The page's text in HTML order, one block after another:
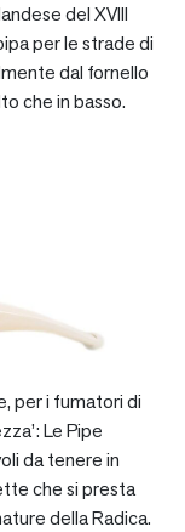
del XVIII
per le strade di
dal fornello
che in basso.
per i fumatori di
Le Pipe
da tenere in
che si presta
della Radica.